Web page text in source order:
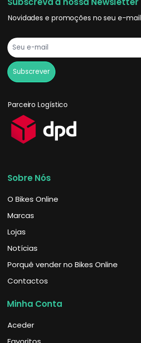
Novidades e promoções no seu e-mail
Parceiro Logístico
Sobre Nós
O Bikes Online
Marcas
Lojas
Notícias
Porquê vender no Bikes Online
Contactos
Minha Conta
Aceder